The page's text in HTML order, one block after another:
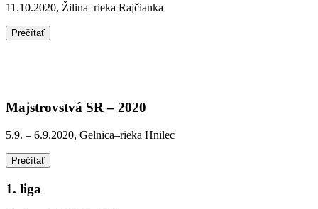
11.10.2020, Žilina–rieka Rajčianka
Prečítať
Majstrovstvá SR – 2020
5.9. – 6.9.2020, Gelnica–rieka Hnilec
Prečítať
1. liga